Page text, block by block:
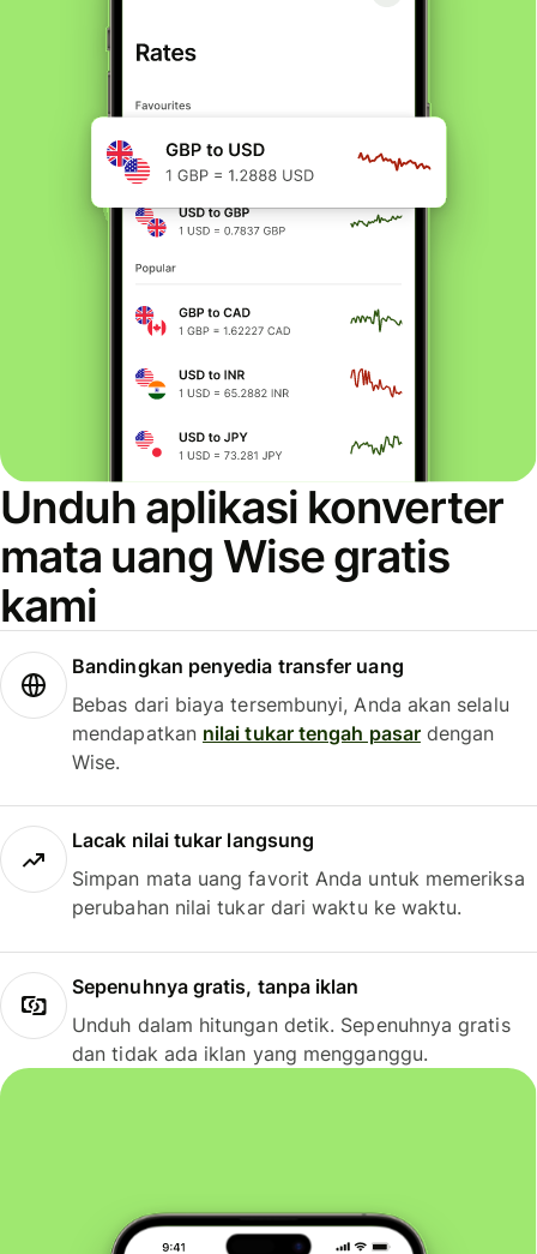
Unduh aplikasi konverter
mata uang Wise gratis
kami
Bandingkan penyedia transfer uang
Bebas dari biaya tersembunyi, Anda akan selalu
mendapatkan nilai tukar tengah pasardengan
Wise.
Lacak nilai tukar langsung
Simpan mata uang favorit Anda untuk memeriksa
perubahan nilai tukar dari waktu ke waktu.
Sepenuhnya gratis, tanpa iklan
Unduh dalam hitungan detik. Sepenuhnya gratis
dan tidak ada iklan yang mengganggu.